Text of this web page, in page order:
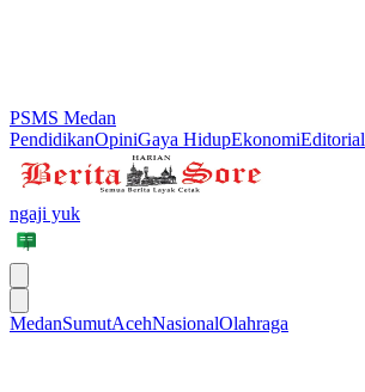
PSMS Medan
PendidikanOpiniGaya HidupEkonomiEditorial
ngaji yuk
MedanSumutAcehNasionalOlahraga